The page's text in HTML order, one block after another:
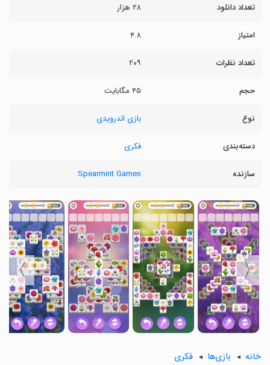
تعداد دانلود ۲۸ هزار
امتیاز ۴.۸
تعداد نظرات ۲۰۹
حجم ۴۵ مگابایت
نوع بازی اندرویدی
دسته‌بندی فکری
سازنده Spearmint Games
〈
〉
خانه بازی‌ها فکری